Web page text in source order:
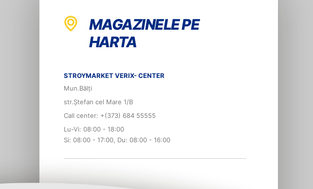
MAGAZINELE PE
HARTA
STROYMARKET VERIX- CENTER
Mun.Bălți
str.Ștefan cel Mare 1/B
Call center: +(373) 684 55555
Lu-Vi: 08:00 - 18:00
Si: 08:00 - 17:00, Du: 08:00 - 16:00